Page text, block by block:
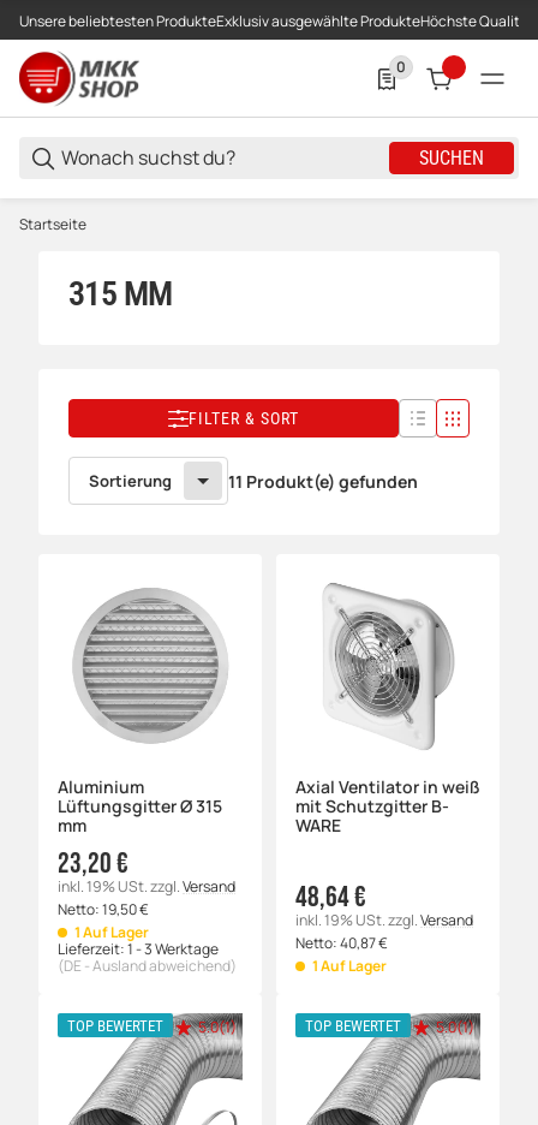
Unsere beliebtesten ProdukteExklusiv ausgewählte ProdukteHöchste Qualität
SUCHEN
0
0 Produkte in der
Startseite
315 MM
FILTER & SORT
Sortierung 11 Produkt(e) gefunden
Aluminium
Lüftungsgitter Ø 315
mm
23,20 €
inkl. 19% USt.zzgl.Versand
Netto:19,50€
1 Auf Lager
Lieferzeit:1 - 3 Werktage
(DE - Ausland abweichend)
Axial Ventilator in weiß
mit Schutzgitter B-
WARE
48,64 €
inkl. 19% USt.zzgl.Versand
Netto:40,87€
1 Auf Lager
TOP BEWERTET 5.0(1) TOP BEWERTET 5.0(1)